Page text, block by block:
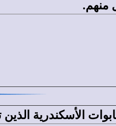
منهم.
الأسكندرية الذين تسموا باسم